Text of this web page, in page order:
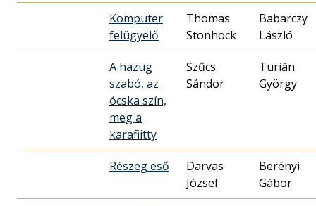
Komputer
felügyelő
Thomas
Stonhock
Babarczy
László
A hazug
szabó, az
ócska szín,
meg a
karafiitty
Szűcs
Sándor
Turián
György
Részeg eső
Darvas
József
Berényi
Gábor